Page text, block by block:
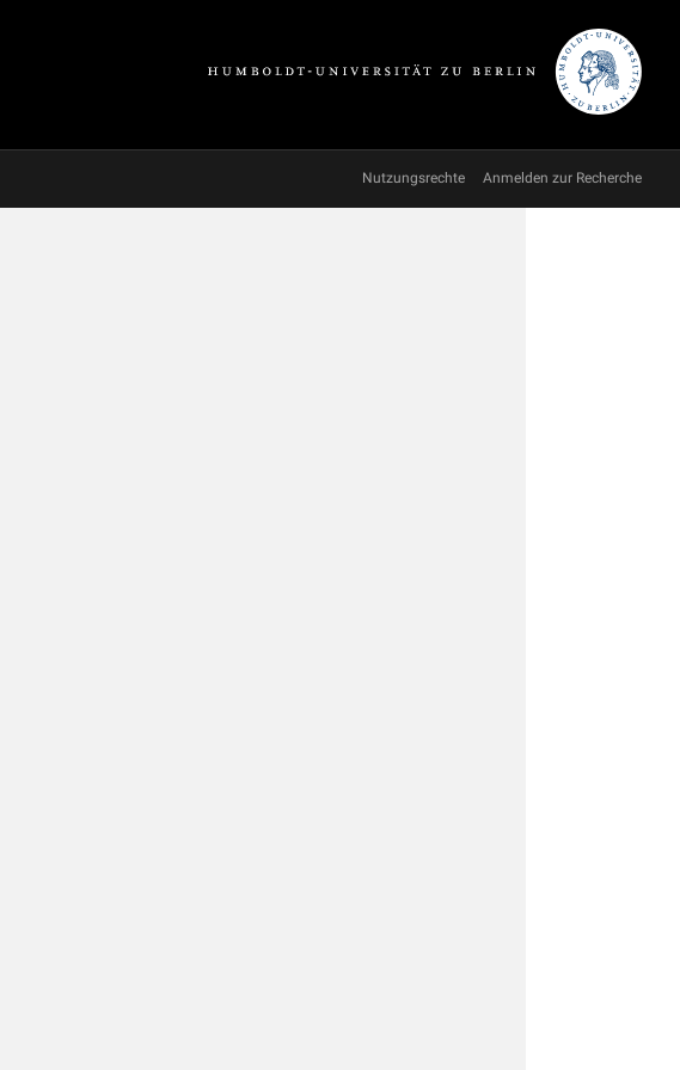
Nutzungsrechte Anmelden zur Recherche